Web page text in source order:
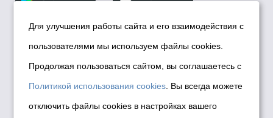
© Департамент информационной политики мэрии
города Новосибирска, 2026
Политика использования Cookies
Политика по обработке персональных
данных в информационных системах
Для улучшения работы сайта и его взаимодействия с
пользователями мы используем файлы cookies.
Продолжая пользоваться сайтом, вы соглашаетесь с
Политикой использования cookies . Вы всегда можете
отключить файлы cookies в настройках вашего